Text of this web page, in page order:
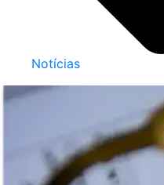
Notícias